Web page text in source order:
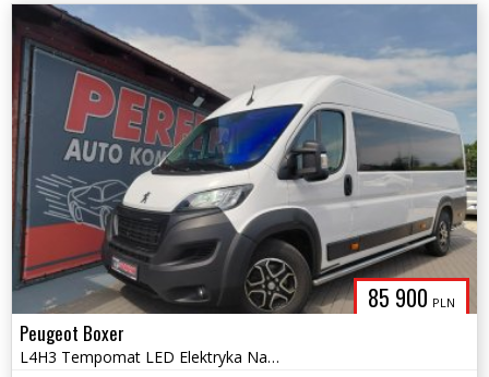
85 900 PLN
Peugeot Boxer
L4H3 Tempomat LED Elektryka Navi Regulowane Zawieszenie Hak